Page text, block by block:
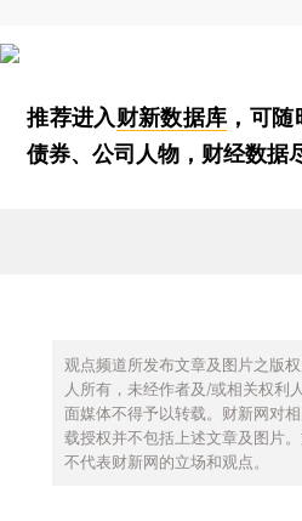
推荐进入财新数据库 ，可
债券、公司人物，财经数据
观点频道所发布文章及图片之版
人所有，未经作者及/或相关权利
面媒体不得予以转载。财新网对
载授权并不包括上述文章及图片
不代表财新网的立场和观点。